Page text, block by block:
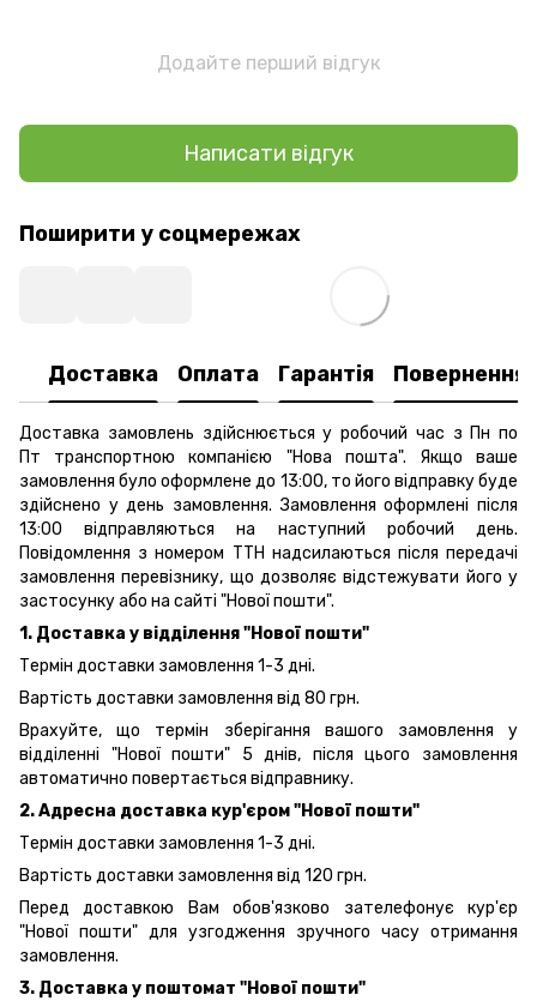
Додайте перший відгук
Написати відгук
Поширити у соцмережах
Доставка Оплата Гарантія Повернення
Доставка замовлень здійснюється у робочий час з Пн по
Пт транспортною компанією "Нова пошта". Якщо ваше
замовлення було оформлене до 13:00, то його відправку буде
здійснено у день замовлення. Замовлення оформлені після
13:00 відправляються на наступний робочий день.
Повідомлення з номером ТТН надсилаються після передачі
замовлення перевізнику, що дозволяє відстежувати його у
застосунку або на сайті "Нової пошти".
1. Доставка у відділення "Нової пошти"
Термін доставки замовлення 1-3 дні.
Вартість доставки замовлення від 80 грн.
Врахуйте, що термін зберігання вашого замовлення у
відділенні "Нової пошти" 5 днів, після цього замовлення
автоматично повертається відправнику.
2. Адресна доставка кур'єром "Нової пошти"
Термін доставки замовлення 1-3 дні.
Вартість доставки замовлення від 120 грн.
Перед доставкою Вам обов'язково зателефонує кур'єр
"Нової пошти" для узгодження зручного часу отримання
замовлення.
3. Доставка у поштомат "Нової пошти"